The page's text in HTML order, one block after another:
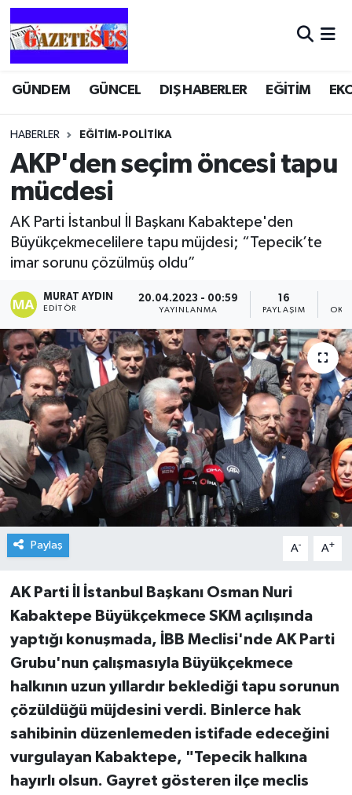
GÜNDEM GÜNCEL DIŞ HABERLER EĞİTİM
HABERLER EĞITIM-POLITIKA
AKP'den seçim öncesi tapu
mücdesi
AK Parti İstanbul İl Başkanı Kabaktepe'den
Büyükçekmecelilere tapu müjdesi; “Tepecik’te
imar sorunu çözülmüş oldu”
MURAT AYDIN
EDITÖR
20.04.2023 - 00:59
YAYINLANMA
16
PAYLAŞIM
Paylaş A- A+
AK Parti İl İstanbul Başkanı Osman Nuri
Kabaktepe Büyükçekmece SKM açılışında
yaptığı konuşmada, İBB Meclisi'nde AK Parti
Grubu'nun çalışmasıyla Büyükçekmece
halkının uzun yıllardır beklediği tapu sorunun
çözüldüğü müjdesini verdi. Binlerce hak
sahibinin düzenlemeden istifade edeceğini
vurgulayan Kabaktepe, "Tepecik halkına
hayırlı olsun. Gayret gösteren ilçe meclis